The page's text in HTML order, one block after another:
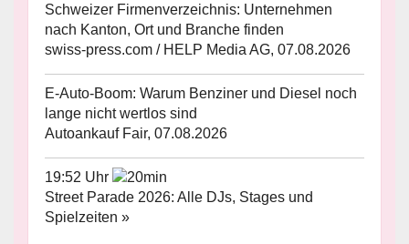
Schweizer Firmenverzeichnis: Unternehmen
nach Kanton, Ort und Branche finden
swiss-press.com / HELP Media AG, 07.08.2026
E-Auto-Boom: Warum Benziner und Diesel noch
lange nicht wertlos sind
Autoankauf Fair, 07.08.2026
19:52 Uhr
Street Parade 2026: Alle DJs, Stages und
Spielzeiten »